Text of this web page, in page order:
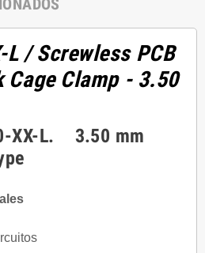
L/ Screwless PCB
Clamp - 3.50
XX-L. 3.50 mm